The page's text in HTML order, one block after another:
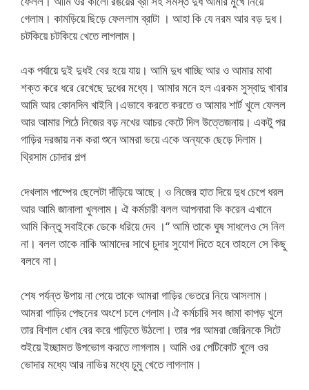
গেলাম। কামড়িয়ে ছিড়ে ফেললাম ব্রাটা । আহা কি যে নরম আর বড় দুধ।
চটকিয়ে চটকিয়ে খেতে লাগলাম।
এক পর্যায়ে দুই দুধই বের হয়ে যায়। আমি দুধ খাচ্ছি আর ও আমার মাথা
শক্ত করে ধরে রেখেছে দুধের মধ্যে। আমার মনে হল এরকম সুস্বাদু খাবার
আমি আর কোনদিন খাইনি।এভাবে করতে করতে ও আমার শার্ট খুলে ফেলল
আর আমার পিঠে নিজের বড় নখের আচর কেটে দিল উত্তেজনায়। একটু পর
গাড়ির দরজায় নক করা শুনে আমরা ভয়ে একে অন্যকে ছেড়ে দিলাম।
থ্রিসাম চোদার গল্প
দেখলাম পাম্পের ছেলেটা দাঁড়িয়ে আছে। ও নিজের হাত দিয়ে দুধ চেপে ধরল
আর আমি জানালা খুললাম। ঐ কর্মচারী বলল আপনারা কি করেন এখানে
আমি কিন্তু সবাইকে ডেকে ধরিয়ে দেব ।“ আমি তাকে ঘুষ সাধলেও সে নিল
না। বলল তাকে নাকি আমাদের সাথে চুদার সুযোগ দিতে হবে তাহলে সে কিছু
বলবে না।
শেষ পর্যন্ত উপায় না পেয়ে তাকে আমরা গাড়ির ভেতরে নিয়ে আসলাম।
আমরা গাড়ির পেছনের অংশে চলে গেলাম।ঐ কর্মচারি সব জামা কাপড় খুলে
তার বিশাল ধোন বের করে গাড়িতে উঠলো। তার পর আমরা জেরিনকে সিটে
শুইয়ে ইচ্ছামত উপভোগ করতে লাগলাম। আমি ওর পেটিকোট খুলে ওর
ভোদার মধ্যে আর নাভির মধ্যে চুমু খেতে লাগলাম।